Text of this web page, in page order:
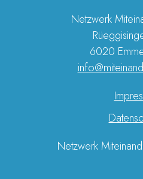
Netzwerk
6020
Netzwerk